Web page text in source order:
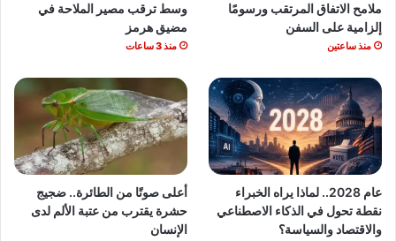
ملامح الاتفاق المرتقب ورسومًا
إلزامية على السفن
منذ ساعتين
وسط ترقب مصير الملاحة في
مضيق هرمز
منذ 3 ساعات
عام 2028.. لماذا يراه الخبراء
نقطة تحول في الذكاء الاصطناعي
والاقتصاد والسياسة؟
أعلى صوتًا من الطائرة.. ضجيج
حشرة يقترب من عتبة الألم لدى
الإنسان